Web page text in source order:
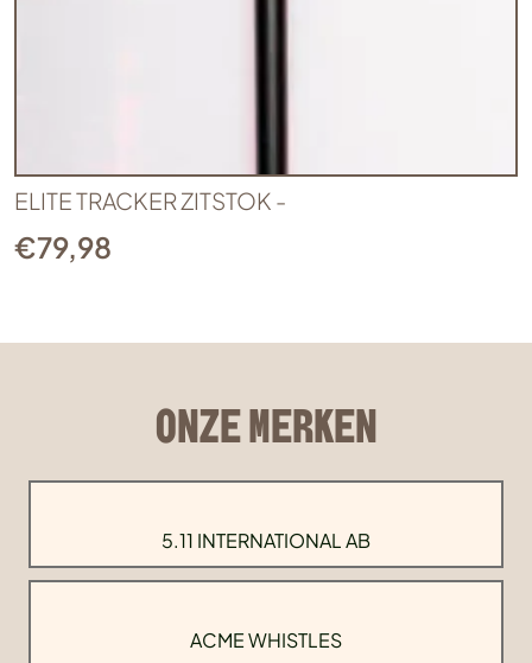
ELITE TRACKER ZITSTOK -
€79,98
ONZE MERKEN
5.11 INTERNATIONAL AB
ACME WHISTLES